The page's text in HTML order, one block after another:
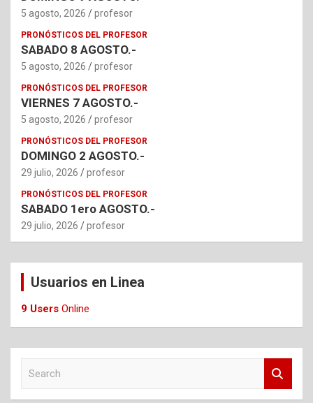
5 agosto, 2026 profesor
PRONÓSTICOS DEL PROFESOR
SABADO 8 AGOSTO.-
5 agosto, 2026 profesor
PRONÓSTICOS DEL PROFESOR
VIERNES 7 AGOSTO.-
5 agosto, 2026 profesor
PRONÓSTICOS DEL PROFESOR
DOMINGO 2 AGOSTO.-
29 julio, 2026 profesor
PRONÓSTICOS DEL PROFESOR
SABADO 1ero AGOSTO.-
29 julio, 2026 profesor
Usuarios en Linea
9 Users Online